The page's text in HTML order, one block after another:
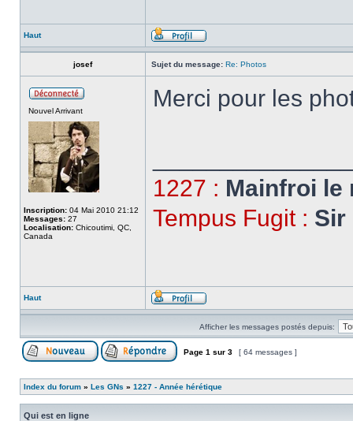
Haut
josef Sujet du message: Re: Photos
Nouvel Arrivant
Inscription: 04 Mai 2010 21:12
Messages: 27
Localisation: Chicoutimi, QC,
Canada
Merci pour les
1227 : Mainfroi le
Tempus Fugit : Sir
Haut
Afficher les messages postés depuis:
Page 1 sur 3 [ 64 messages ]
Index du forum » Les GNs » 1227 - Année hérétique
Qui est en ligne